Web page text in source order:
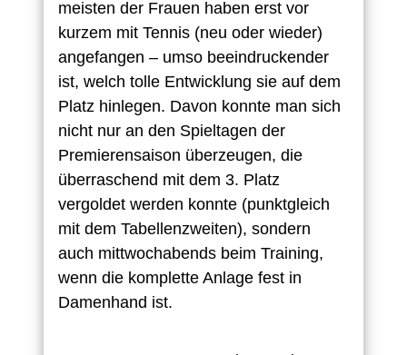
meisten der Frauen haben erst vor
kurzem mit Tennis (neu oder wieder)
angefangen – umso beeindruckender
ist, welch tolle Entwicklung sie auf dem
Platz hinlegen. Davon konnte man sich
nicht nur an den Spieltagen der
Premierensaison überzeugen, die
überraschend mit dem 3. Platz
vergoldet werden konnte (punktgleich
mit dem Tabellenzweiten), sondern
auch mittwochabends beim Training,
wenn die komplette Anlage fest in
Damenhand ist.